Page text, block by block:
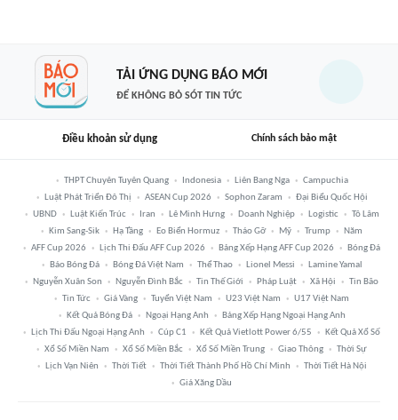
TẢI ỨNG DỤNG BÁO MỚI
ĐỂ KHÔNG BỎ SÓT TIN TỨC
Điều khoản sử dụng Chính sách bảo mật
THPT Chuyên Tuyên Quang Indonesia Liên Bang Nga
Campuchia
Luật Phát Triển Đô Thị
ASEAN Cup 2026 Sophon Zaram
Đại Biểu Quốc Hội
UBND
Luật Kiến Trúc Iran Lê Minh Hưng Doanh Nghiệp Logistic
Tô Lâm
Kim Sang-Sik
Hạ Tầng Eo Biển Hormuz Tháo Gỡ Mỹ Trump
Năm
AFF Cup 2026
Lịch Thi Đấu AFF Cup 2026 Bảng Xếp Hạng AFF Cup 2026
Bóng Đá
Báo Bóng Đá
Bóng Đá Việt Nam Thể Thao Lionel Messi
Lamine Yamal
Nguyễn Xuân Son
Nguyễn Đình Bắc Tin Thế Giới Pháp Luật Xã Hội
Tin Bão
Tin Tức
Giá Vàng Tuyển Việt Nam U23 Việt Nam
U17 Việt Nam
Kết Quả Bóng Đá
Ngoại Hạng Anh
Bảng Xếp Hạng Ngoại Hạng Anh
Lịch Thi Đấu Ngoại Hạng Anh
Cúp C1 Kết Quả Vietlott Power 6/55
Kết Quả Xổ Số
Xổ Số Miền Nam
Xổ Số Miền Bắc Xổ Số Miền Trung Giao Thông
Thời Sự
Lịch Vạn Niên
Thời Tiết Thời Tiết Thành Phố Hồ Chí Minh
Thời Tiết Hà Nội
Giá Xăng Dầu